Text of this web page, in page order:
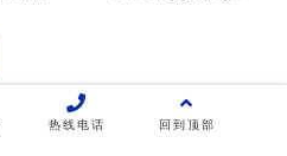
热线电话 回到顶部